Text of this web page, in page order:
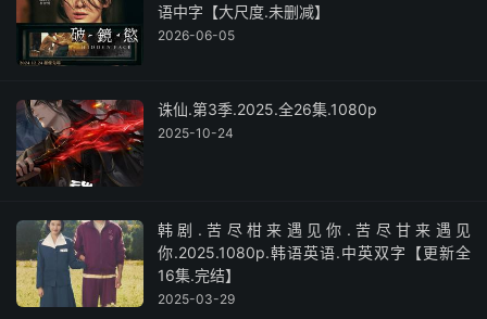
语中字【大尺度.未删减】
2026-06-05
诛仙.第3季.2025.全26集.1080p
2025-10-24
韩剧.苦尽柑来遇见你.苦尽甘来遇见
你.2025.1080p.韩语英语.中英双字【更新全
16集.完结】
2025-03-29